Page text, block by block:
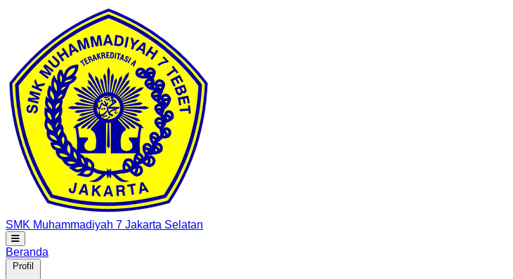
SMK Muhammadiyah 7 Jakarta Selatan
Beranda